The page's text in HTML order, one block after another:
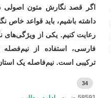
اگر قصد نگارش متون اصولی
داشته باشیم، باید قواعد خاص
رعایت کنیم. یکی از ویژگی‌های
فارسی، استفاده از
ترکیبی است. نیم‌فاصله‌ یک
34